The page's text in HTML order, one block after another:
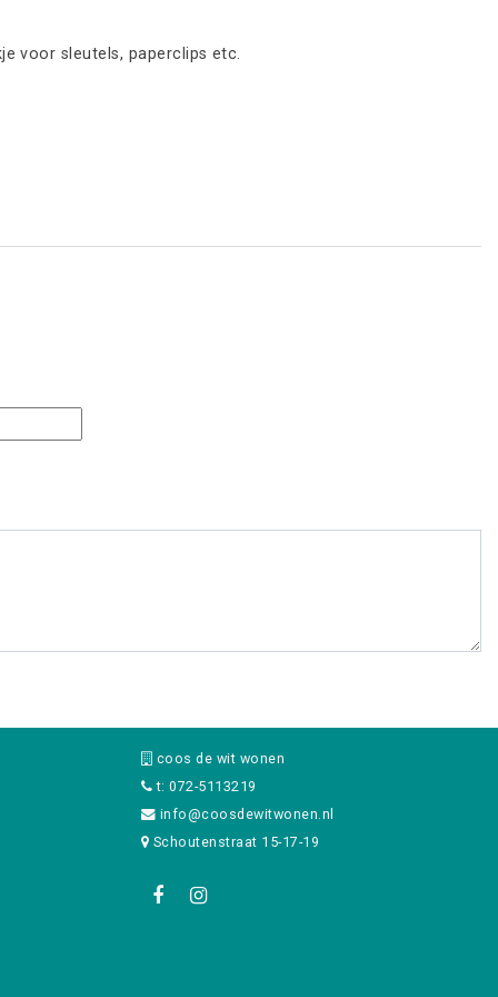
voor sleutels, paperclips etc.
coos de wit wonen
t: 072-5113219
info@coosdewitwonen.nl
Schoutenstraat 15-17-19